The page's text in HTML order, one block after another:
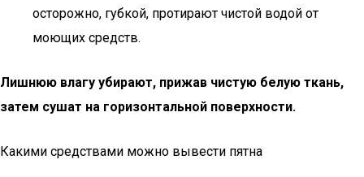
осторожно, губкой, протирают чистой водой от
моющих средств.
Лишнюю влагу убирают, прижав чистую белую ткань,
затем сушат на горизонтальной поверхности.
Какими средствами можно вывести пятна